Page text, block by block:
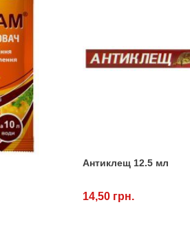
Антиклещ 12.5 мл
14,50 грн.